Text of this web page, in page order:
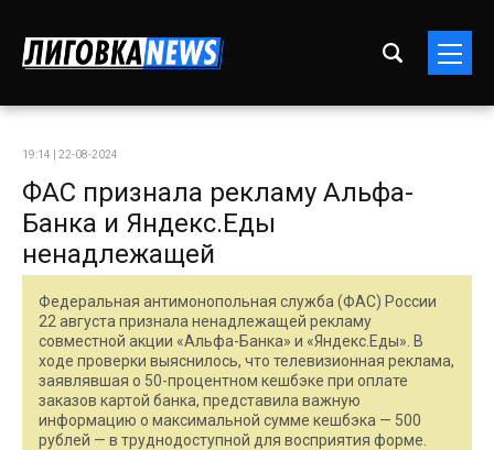
19:14 | 22-08-2024
ФАС признала рекламу Альфа-
Банка и Яндекс.Еды
ненадлежащей
Федеральная антимонопольная служба (ФАС) России
22 августа признала ненадлежащей рекламу
совместной акции «Альфа-Банка» и «Яндекс.Еды». В
ходе проверки выяснилось, что телевизионная реклама,
заявлявшая о 50-процентном кешбэке при оплате
заказов картой банка, представила важную
информацию о максимальной сумме кешбэка — 500
рублей — в труднодоступной для восприятия форме.